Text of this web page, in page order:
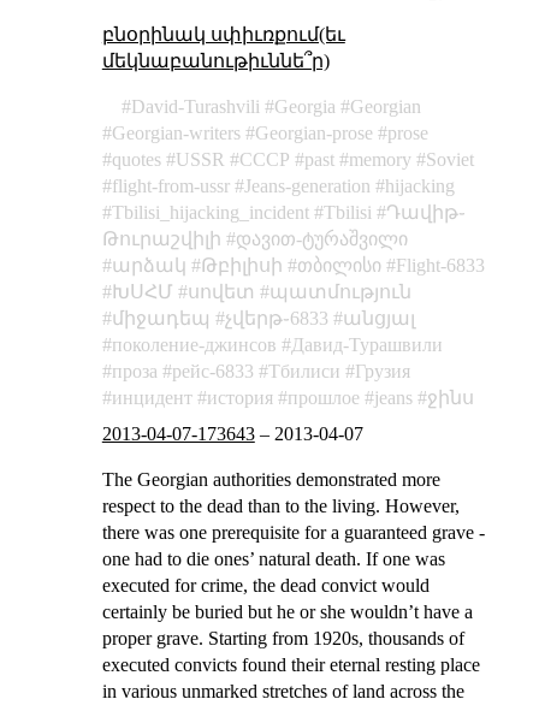
բնօրինակ սփիւռքում(եւ
մեկնաբանութիւննե՞ր)
David-Turashvili Georgia
Georgian
Georgian-writers
Georgian-prose
prose
quotes
USSR СССР past memory
Soviet
flight-from-ussr
Jeans-generation
hijacking
Tbilisi_hijacking_incident
Tbilisi
Դավիթ֊
Թուրաշվիլի
დავით-ტურაშვილი
արձակ
Թբիլիսի თბილისი
Flight-6833
ԽՍՀՄ
սովետ
պատմություն
միջադեպ
չվերթ֊6833
անցյալ
поколение-джинсов
Давид-Турашвили
проза
рейс-6833 Тбилиси
Грузия
инцидент
история прошлое jeans
ջինս
2013-04-07-173643– 2013-04-07
The Georgian authorities demonstrated more
respect to the dead than to the living. However,
there was one prerequisite for a guaranteed grave -
one had to die ones’ natural death. If one was
executed for crime, the dead convict would
certainly be buried but he or she wouldn’t have a
proper grave. Starting from 1920s, thousands of
executed convicts found their eternal resting place
in various unmarked stretches of land across the